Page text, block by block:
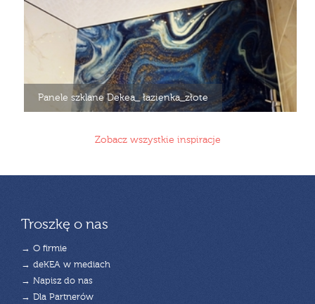
Panele szklane Dekea_ łazienka_złote
Zobacz wszystkie inspiracje
Troszkę o nas
→ O firmie
→ deKEA w mediach
→ Napisz do nas
→ Dla Partnerów